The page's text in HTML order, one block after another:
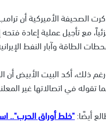
الصحيفة الأميركية أن
مع تأجيل عملية إعادة
الطاقة وآبار النفط
ذلك، أكد البيت الأبيض أن
تقوله في اتصالاتها غير
أيضًا:"خلط أوراق الحرب"..